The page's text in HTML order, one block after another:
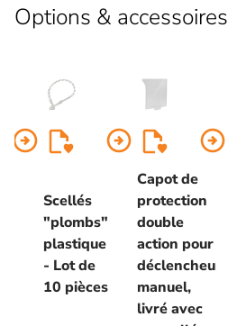
Options & accessoires
arrow_circle_right
Scellés
"plombs"
plastique
- Lot de
10 pièces
arrow_circle_right
Capot de
protection
double
action pour
déclencheur
manuel,
livré avec
arrow_circle_right